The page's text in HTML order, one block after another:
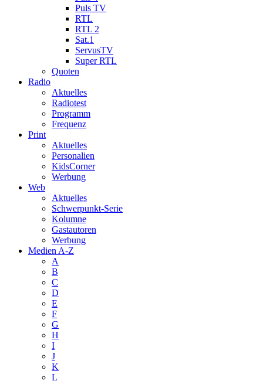
Puls TV
RTL
RTL 2
Sat.1
ServusTV
Super RTL
Quoten
Radio
Aktuelles
Radiotest
Programm
Frequenz
Print
Aktuelles
Personalien
KidsCorner
Werbung
Web
Aktuelles
Schwerpunkt-Serie
Kolumne
Gastautoren
Werbung
Medien A-Z
A
B
C
D
E
F
G
H
I
J
K
L